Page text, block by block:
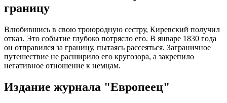
границу
Влюбившись в свою троюродную сестру, Киревский получил
отказ. Это событие глубоко потрясло его. В январе 1830 года
он отправился за границу, пытаясь рассеяться. Заграничное
путешествие не расширило его кругозора, а закрепило
негативное отношение к немцам.
Издание журнала "Европеец"